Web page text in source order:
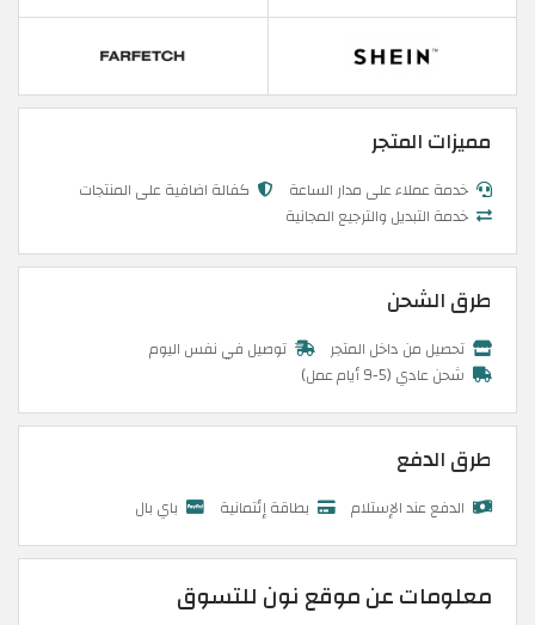
مميزات المتجر
خدمة عملاء على مدار الساعة
كفالة اضافية على المنتجات
خدمة التبديل والترجيع المجانية
طرق الشحن
تحصيل من داخل المتجر
توصيل في نفس اليوم
شحن عادي (5-9 أيام عمل)
طرق الدفع
الدفع عند الإستلام بطاقة إئتمانية باي بال
معلومات عن موقع نون للتسوق